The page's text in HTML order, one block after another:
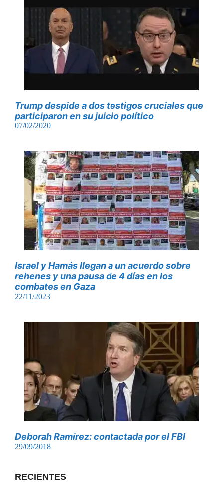
Trump despide a dos testigos cruciales que
participaron en su juicio político
07/02/2020
Israel y Hamás llegan a un acuerdo sobre
rehenes y una pausa de 4 días en los
combates en Gaza
22/11/2023
Deborah Ramírez: contactada por el FBI
29/09/2018
RECIENTES